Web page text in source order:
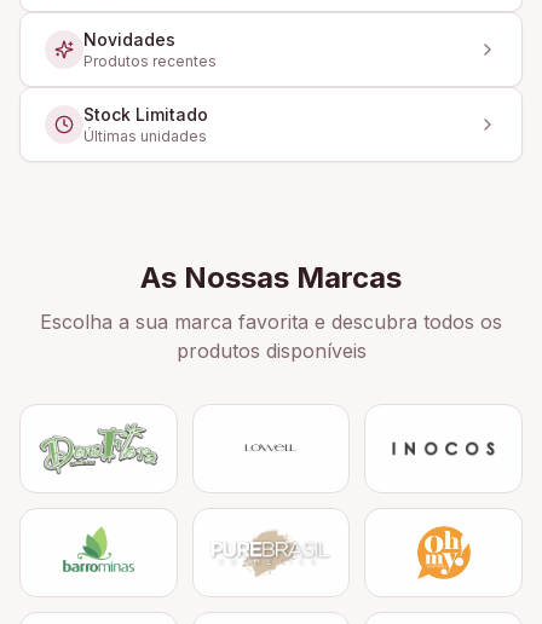
Novidades
Produtos recentes
Stock Limitado
Últimas unidades
As Nossas Marcas
Escolha a sua marca favorita e descubra todos os
produtos disponíveis